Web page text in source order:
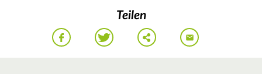
Teilen